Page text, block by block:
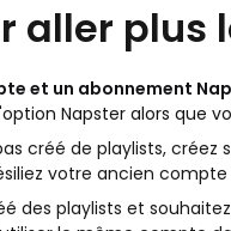
aller plus
et un abonnement
Napster alors que
créé de playlists,
votre ancien compte
des playlists et